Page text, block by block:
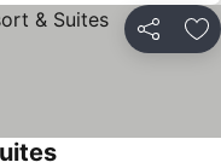
แชร์ เ